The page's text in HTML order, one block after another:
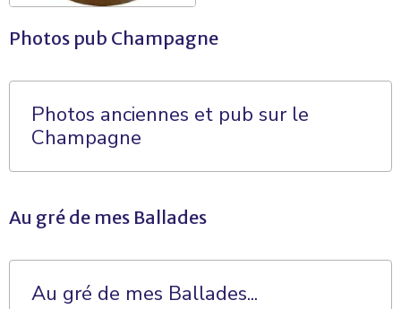
Photos pub Champagne
Photos anciennes et pub sur le
Champagne
Au gré de mes Ballades
Au gré de mes Ballades...